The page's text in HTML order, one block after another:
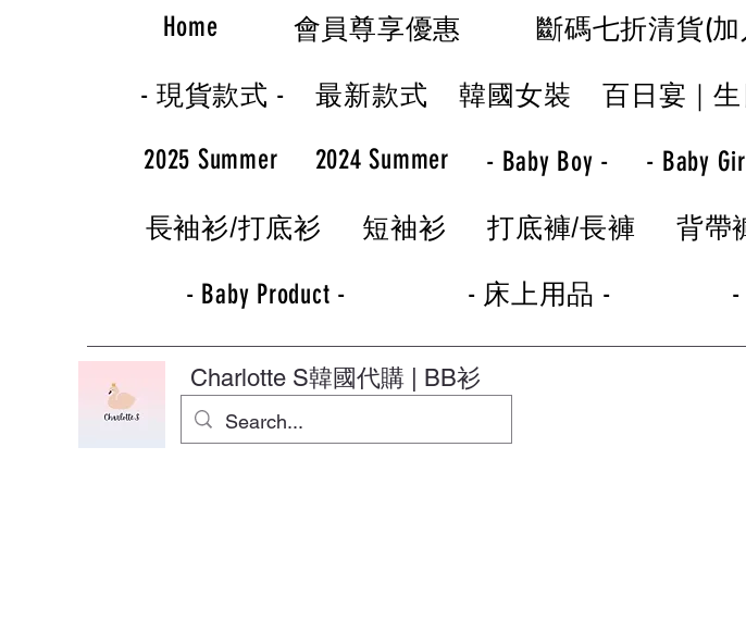
Home 會員尊享優惠 斷碼七折清貨(
- 現貨款式 - 最新款式 韓國女裝 百日宴｜
2025 Summer 2024 Summer - Baby Boy - - Baby
長袖衫/打底衫 短袖衫 打底褲/長褲 背帶
- Baby Product - - 床上用品 -
Charlotte S韓國代購 | BB衫